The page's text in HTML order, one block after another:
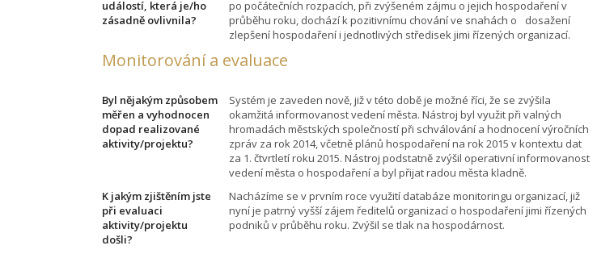
událostí, která je/ho
zásadně ovlivnila?
po počátečních rozpacích, při zvýšeném zájmu o jejich hospodaření v
průběhu roku, dochází k pozitivnímu chování ve snahách o dosažení
zlepšení hospodaření i jednotlivých středisek jimi řízených organizací.
Monitorování a evaluace
Byl nějakým způsobem
měřen a vyhodnocen
dopad realizované
aktivity/projektu?
Systém je zaveden nově, již v této době je možné říci, že se zvýšila
okamžitá informovanost vedení města. Nástroj byl využit při valných
hromadách městských společností při schválování a hodnocení výročních
zpráv za rok 2014, včetně plánů hospodaření na rok 2015 v kontextu dat
za 1. čtvrtletí roku 2015. Nástroj podstatně zvýšil operativní informovanost
vedení města o hospodaření a byl přijat radou města kladně.
K jakým zjištěním jste
při evaluaci
aktivity/projektu
došli?
Nacházíme se v prvním roce využití databáze monitoringu organizací, již
nyní je patrný vyšší zájem ředitelů organizací o hospodaření jimi řízených
podniků v průběhu roku. Zvýšil se tlak na hospodárnost.